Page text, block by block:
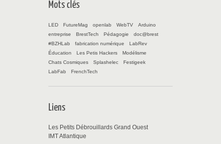
Mots clés
LED FutureMag openlab WebTV
Arduino
entreprise
BrestTech Pédagogie
doc@brest
#BZHLab
fabrication numérique
LabRev
Éducation
Les Petis Hackers
Modélisme
Chats Cosmiques
Splashelec
Festigeek
LabFab
FrenchTech
Liens
Les Petits Débrouillards Grand Ouest
IMT Atlantique